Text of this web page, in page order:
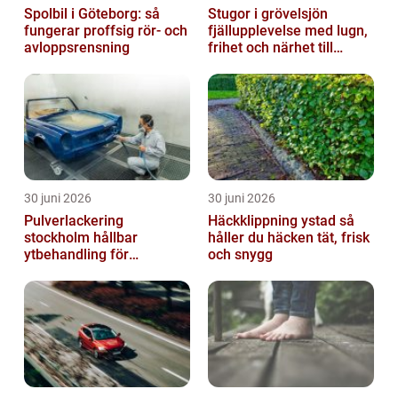
Spolbil i Göteborg: så
fungerar proffsig rör- och
avloppsrensning
Stugor i grövelsjön
fjällupplevelse med lugn,
frihet och närhet till
30 juni 2026
Pulverlackering
stockholm hållbar
ytbehandling för
30 juni 2026
Häckklippning ystad så
håller du häcken tät, frisk
och snygg